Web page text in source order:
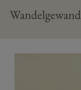
InhaltWandelgewand